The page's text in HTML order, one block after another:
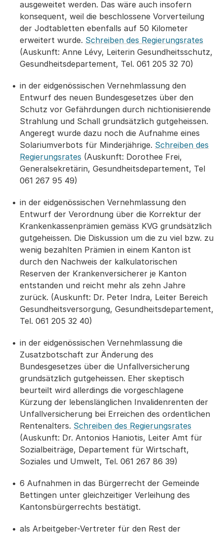
ausgeweitet werden. Das wäre auch insofern
konsequent, weil die beschlossene Vorverteilung
der Jodtabletten ebenfalls auf 50 Kilometer
erweitert wurde. Schreiben des Regierungsrates
(Auskunft: Anne Lévy, Leiterin Gesundheitsschutz,
Gesundheitsdepartement, Tel. 061 205 32 70)
in der eidgenössischen Vernehmlassung den
Entwurf des neuen Bundesgesetzes über den
Schutz vor Gefährdungen durch nichtionisierende
Strahlung und Schall grundsätzlich gutgeheissen.
Angeregt wurde dazu noch die Aufnahme eines
Solariumverbots für Minderjährige. Schreiben des
Regierungsrates (Auskunft: Dorothee Frei,
Generalsekretärin, Gesundheitsdepartement, Tel
061 267 95 49)
in der eidgenössischen Vernehmlassung den
Entwurf der Verordnung über die Korrektur der
Krankenkassenprämien gemäss KVG grundsätzlich
gutgeheissen. Die Diskussion um die zu viel bzw. zu
wenig bezahlten Prämien in einem Kanton ist
durch den Nachweis der kalkulatorischen
Reserven der Krankenversicherer je Kanton
entstanden und reicht mehr als zehn Jahre
zurück. (Auskunft: Dr. Peter Indra, Leiter Bereich
Gesundheitsversorgung, Gesundheitsdepartement,
Tel. 061 205 32 40)
in der eidgenössischen Vernehmlassung die
Zusatzbotschaft zur Änderung des
Bundesgesetzes über die Unfallversicherung
grundsätzlich gutgeheissen. Eher skeptisch
beurteilt wird allerdings die vorgeschlagene
Kürzung der lebenslänglichen Invalidenrenten der
Unfallversicherung bei Erreichen des ordentlichen
Rentenalters. Schreiben des Regierungsrates
(Auskunft: Dr. Antonios Haniotis, Leiter Amt für
Sozialbeiträge, Departement für Wirtschaft,
Soziales und Umwelt, Tel. 061 267 86 39)
6 Aufnahmen in das Bürgerrecht der Gemeinde
Bettingen unter gleichzeitiger Verleihung des
Kantonsbürgerrechts bestätigt.
als Arbeitgeber-Vertreter für den Rest der